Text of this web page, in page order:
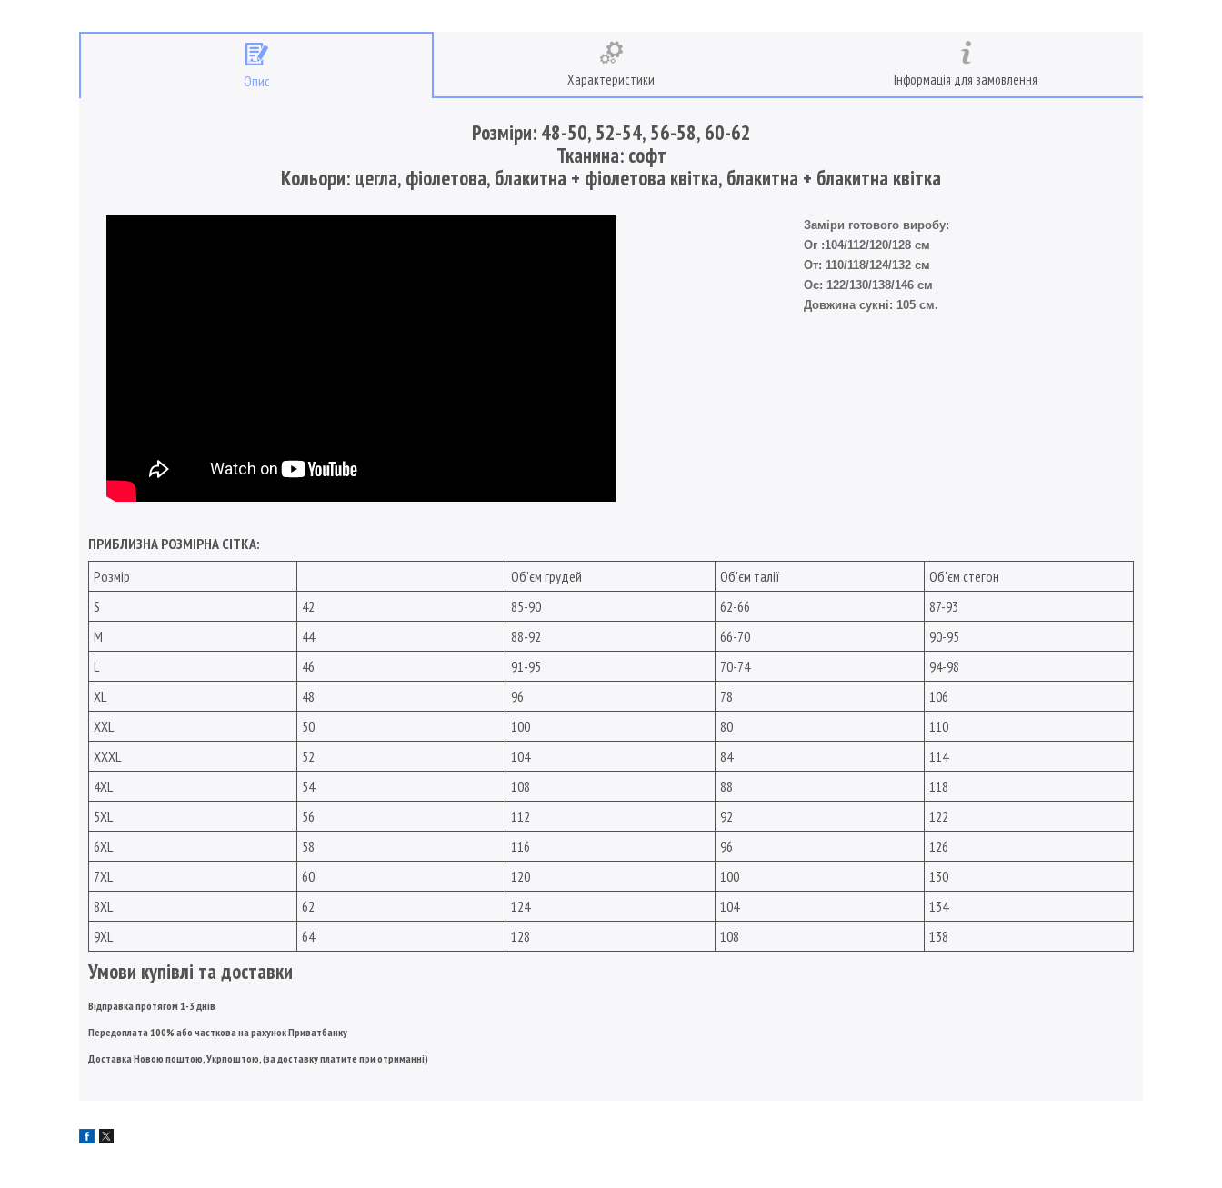
Опис Характеристики Інформація для замовлення
Розміри: 48-50, 52-54, 56-58, 60-62
Тканина: софт
Кольори: цегла, фіолетова, блакитна + фіолетова квітка, блакитна + блакитна квітка
Заміри готового виробу:
Ог :104/112/120/128 см
От: 110/118/124/132 см
Ос: 122/130/138/146 см
Довжина сукні: 105 см.
ПРИБЛИЗНА РОЗМІРНА СІТКА:
Розмір
Об'єм грудей Об'єм талії
Об'єм стегон
S
42 85-90 62-66
87-93
M
44 88-92 66-70
90-95
L
46 91-95 70-74
94-98
XL
48 96 78
106
XXL
50 100 80
110
XXXL
52 104 84
114
4XL
54 108 88
118
5XL
56 112 92
122
6XL
58 116 96
126
7XL
60 120 100
130
8XL
62 124 104
134
9XL
64 128 108 138
Умови купівлі та доставки
Відправка протягом 1-3 днів
Передоплата 100% або часткова на рахунок Приватбанку
Доставка Новою поштою, Укрпоштою, (за доставку платите при отриманні)